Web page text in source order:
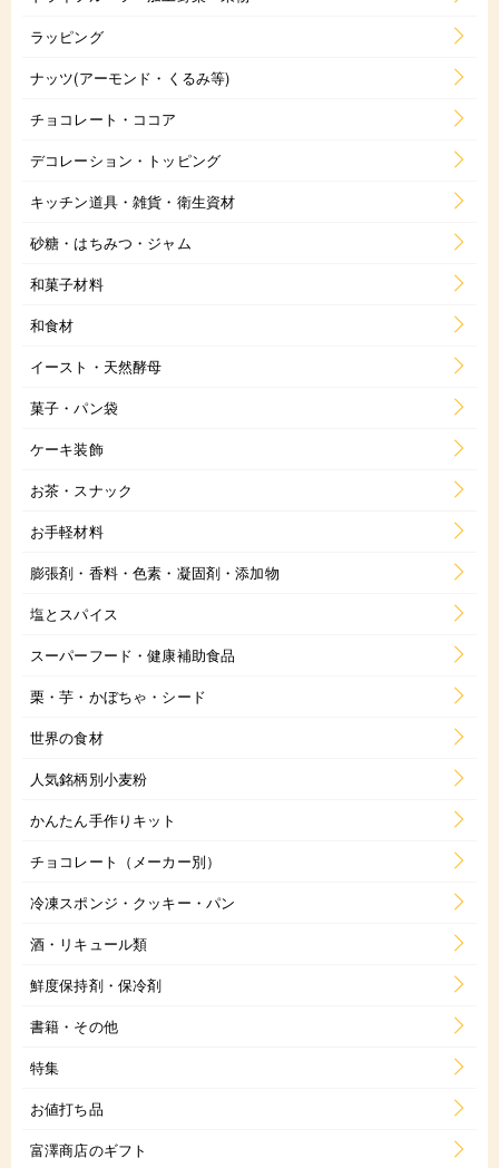
ラッピング
ナッツ(アーモンド・くるみ等)
チョコレート・ココア
デコレーション・トッピング
キッチン道具・雑貨・衛生資材
砂糖・はちみつ・ジャム
和菓子材料
和食材
イースト・天然酵母
菓子・パン袋
ケーキ装飾
お茶・スナック
お手軽材料
膨張剤・香料・色素・凝固剤・添加物
塩とスパイス
スーパーフード・健康補助食品
栗・芋・かぼちゃ・シード
世界の食材
人気銘柄別小麦粉
かんたん手作りキット
チョコレート（メーカー別）
冷凍スポンジ・クッキー・パン
酒・リキュール類
鮮度保持剤・保冷剤
書籍・その他
特集
お値打ち品
富澤商店のギフト